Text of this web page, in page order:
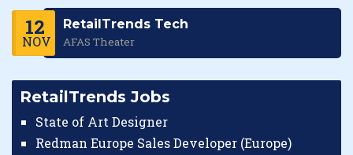
12
NOV
RetailTrends Tech
AFAS Theater
RetailTrends Jobs
State of Art Designer
Redman Europe Sales Developer (Europe)